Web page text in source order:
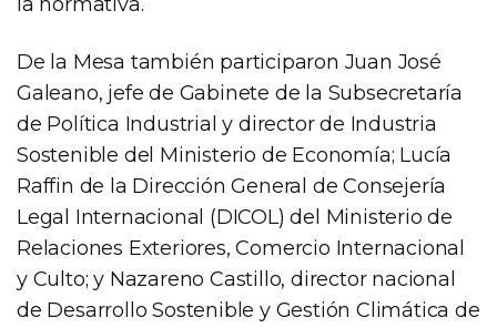
De la Mesa también participaron Juan José
Galeano, jefe de Gabinete de la Subsecretaría
de Política Industrial y director de Industria
Sostenible del Ministerio de Economía; Lucía
Raffin de la Dirección General de Consejería
Legal Internacional (DICOL) del Ministerio de
Relaciones Exteriores, Comercio Internacional
y Culto; y Nazareno Castillo, director nacional
de Desarrollo Sostenible y Gestión Climática de